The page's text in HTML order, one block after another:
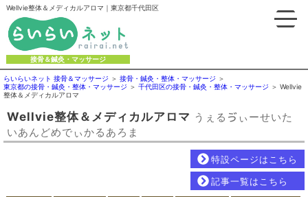
Wellvie整体＆メディカルアロマ｜東京都千代田区
接骨＆鍼灸・マッサージ
らいらいネット 接骨＆マッサージ
接骨・鍼灸・整体・マッサージ
東京都の接骨・鍼灸・整体・マッサージ
千代田区の接骨・鍼灸・整体・マッサージ
Wellvie
整体＆メディカルアロマ
Wellvie整体＆メディカルアロマ うぇるゔぃーせいた
いあんどめでぃかるあろま
特設ページはこちら
記事一覧はこちら